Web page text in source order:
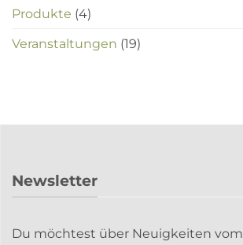
Produkte (4)
Veranstaltungen (19)
Newsletter
Du möchtest über Neuigkeiten vom